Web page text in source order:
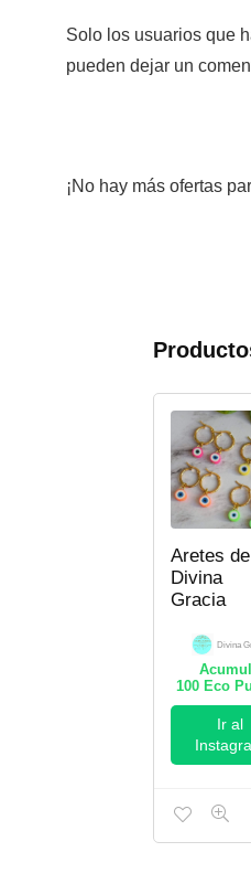
Solo los usuarios que
pueden dejar un
¡No hay más ofertas
Aretes de
Divina
Gracia
Divina
100 Eco
Ir al